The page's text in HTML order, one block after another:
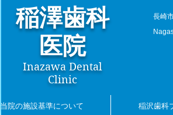
稲澤歯科
医院
Inazawa Dental
Clinic
長崎
当院の施設基準について 稲沢歯科